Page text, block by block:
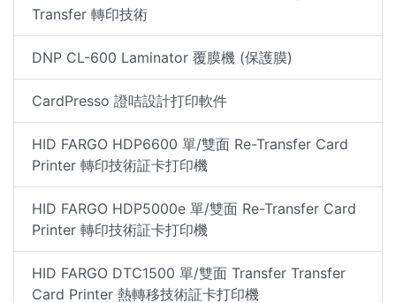
Transfer 轉印技術
DNP CL-600 Laminator 覆膜機 (保護膜)
CardPresso 證咭設計打印軟件
HID FARGO HDP6600 單/雙面 Re-Transfer Card
Printer 轉印技術証卡打印機
HID FARGO HDP5000e 單/雙面 Re-Transfer Card
Printer 轉印技術証卡打印機
HID FARGO DTC1500 單/雙面 Transfer Transfer
Card Printer 熱轉移技術証卡打印機